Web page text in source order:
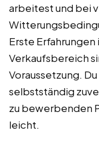
arbeitest und bei
Erste
Verkaufsbereich
Voraussetzung.
selbstständig
zu bewerbenden
leicht.